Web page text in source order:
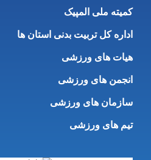
کمیته ملی المپیک
اداره کل تربیت بدنی استان ها
هیات های ورزشی
انجمن های ورزشی
سازمان های ورزشی
تیم های ورزشی